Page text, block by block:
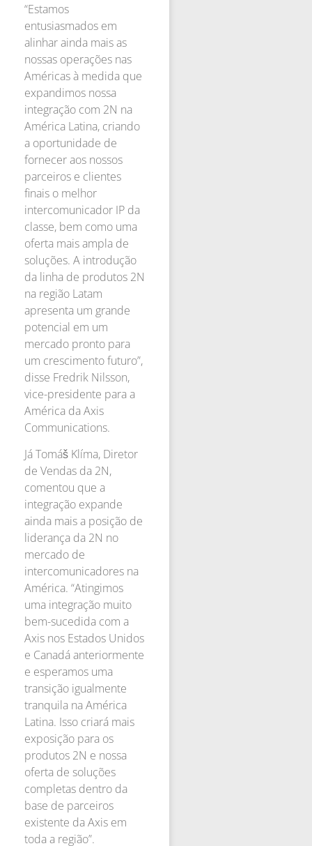
“Estamos
entusiasmados em
alinhar ainda mais as
nossas operações nas
Américas à medida que
expandimos nossa
integração com 2N na
América Latina, criando
a oportunidade de
fornecer aos nossos
parceiros e clientes
finais o melhor
intercomunicador IP da
classe, bem como uma
oferta mais ampla de
soluções. A introdução
da linha de produtos 2N
na região Latam
apresenta um grande
potencial em um
mercado pronto para
um crescimento futuro”,
disse Fredrik Nilsson,
vice-presidente para a
América da Axis
Communications.
Já Tomáš Klíma, Diretor
de Vendas da 2N,
comentou que a
integração expande
ainda mais a posição de
liderança da 2N no
mercado de
intercomunicadores na
América. “Atingimos
uma integração muito
bem-sucedida com a
Axis nos Estados Unidos
e Canadá anteriormente
e esperamos uma
transição igualmente
tranquila na América
Latina. Isso criará mais
exposição para os
produtos 2N e nossa
oferta de soluções
completas dentro da
base de parceiros
existente da Axis em
toda a região”.